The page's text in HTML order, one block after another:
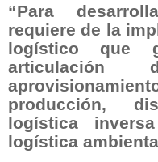
“Para
requiere de la
logístico que
producción,
logística
logística